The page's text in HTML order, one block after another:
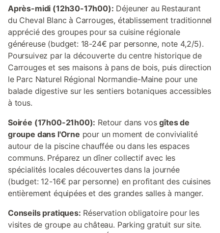
Après-midi (12h30-17h00): Déjeuner au Restaurant
du Cheval Blanc à Carrouges, établissement traditionnel
apprécié des groupes pour sa cuisine régionale
généreuse (budget: 18-24€ par personne, note 4,2/5).
Poursuivez par la découverte du centre historique de
Carrouges et ses maisons à pans de bois, puis direction
le Parc Naturel Régional Normandie-Maine pour une
balade digestive sur les sentiers botaniques accessibles
à tous.
Soirée (17h00-21h00): Retour dans vosgîtes de
groupe dans l'Orne pour un moment de convivialité
autour de la piscine chauffée ou dans les espaces
communs. Préparez un dîner collectif avec les
spécialités locales découvertes dans la journée
(budget: 12-16€ par personne) en profitant des cuisines
entièrement équipées et des grandes salles à manger.
Conseils pratiques: Réservation obligatoire pour les
visites de groupe au château. Parking gratuit sur site.